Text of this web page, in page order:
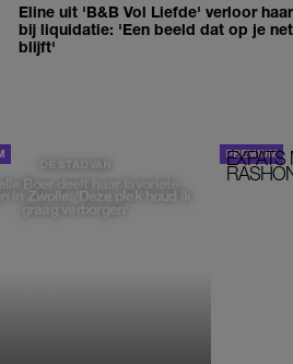
Eline uit 'B&B Vol Liefde' verloor
bij liquidatie: 'Een beeld dat op je
blijft'
DE STAD VAN
Boer deelt haar favoriete
in Zwolle: 'Deze plek houd ik
graag verborgen'
EXPATS